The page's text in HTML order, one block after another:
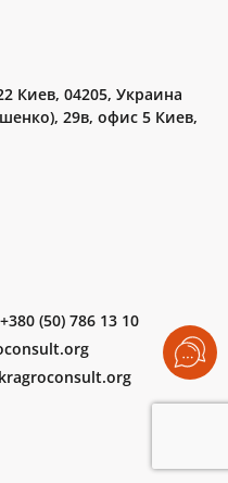
Киев, 04205, Украина
29в, офис 5 Киев,
+380 (50) 786 13 10